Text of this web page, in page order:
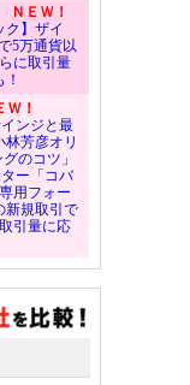
ＮＥＷ！
ク】ザイ
5万通貨以
に取引量
！
インジと最
林芳彦オリ
のコツ」
ー「コバ
用フォー
新規取引で
引量に応